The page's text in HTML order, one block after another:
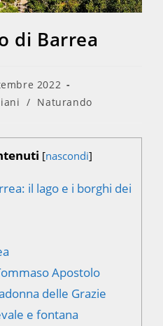
di Barrea
2022
/ Naturando
[nascondi]
il lago e i borghi dei
Apostolo
delle Grazie
e fontana